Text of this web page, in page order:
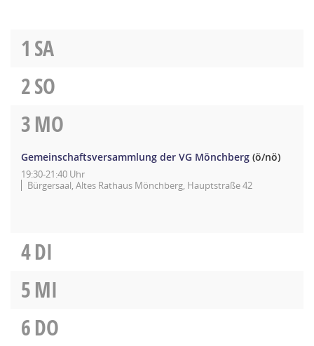
1 SA
2SO
3MO
Gemeinschaftsversammlung der VG Mönchberg (ö/nö)
19:30-21:40 Uhr
Bürgersaal, Altes Rathaus Mönchberg, Hauptstraße 42
4DI
5MI
6DO